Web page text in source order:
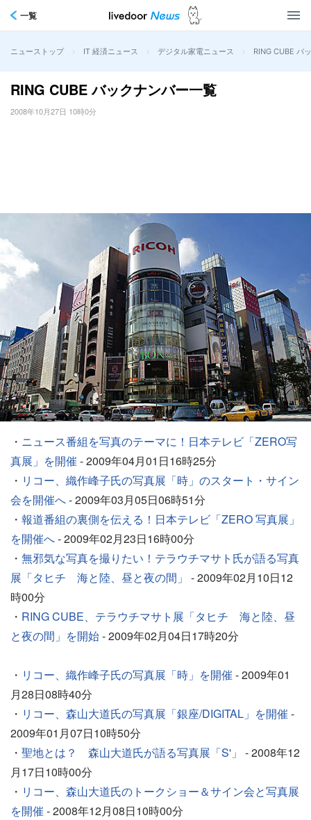
一覧
ニューストップ > IT 経済ニュース > デジタル家電ニュース > RING CUBE バ
RING CUBE バックナンバー一覧
2008年10月27日 10時0分
・ ニュース番組を写真のテーマに！日本テレビ「ZERO写
真展」を開催 - 2009年04月01日16時25分
・ リコー、織作峰子氏の写真展「時」のスタート・サイン
会を開催へ- 2009年03月05日06時51分
・ 報道番組の裏側を伝える！日本テレビ「ZERO 写真展」
を開催へ- 2009年02月23日16時00分
・ 無邪気な写真を撮りたい！テラウチマサト氏が語る写真
展「タヒチ 海と陸、昼と夜の間」 - 2009年02月10日12
時00分
・ RING CUBE、テラウチマサト展「タヒチ 海と陸、昼
と夜の間」を開始- 2009年02月04日17時20分
・ リコー、織作峰子氏の写真展「時」を開催 - 2009年01
月28日08時40分
・ リコー、森山大道氏の写真展「銀座/DIGITAL」を開催 -
2009年01月07日10時50分
・ 聖地とは？ 森山大道氏が語る写真展「S'」 - 2008年12
月17日10時00分
・ リコー、森山大道氏のトークショー＆サイン会と写真展
を開催 - 2008年12月08日10時00分